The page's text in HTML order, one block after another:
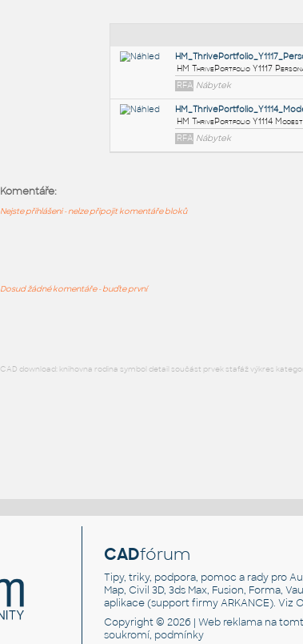
Komentáře:
Nejste přihlášeni - nelze připojit komentáře bloků
Dosud žádné komentáře - buďte první
CAD download: knihovna rodina symbol detail součást prvek stafáž výkres
CADfórum
Tipy, triky, podpora, pomoc a rady pro
Map, Civil 3D, 3ds Max, Fusion, Forma,
aplikace (support firmy ARKANCE). Viz
Copyright © 2026 |Web reklama na
soukromí, podmínky